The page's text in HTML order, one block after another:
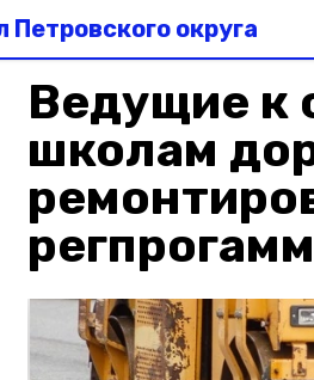
Петровского округа
Ведущие к
школам